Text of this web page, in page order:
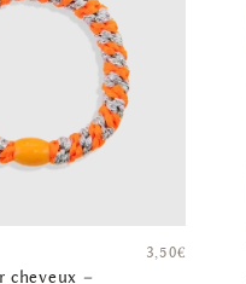
cheveux –
3,50€